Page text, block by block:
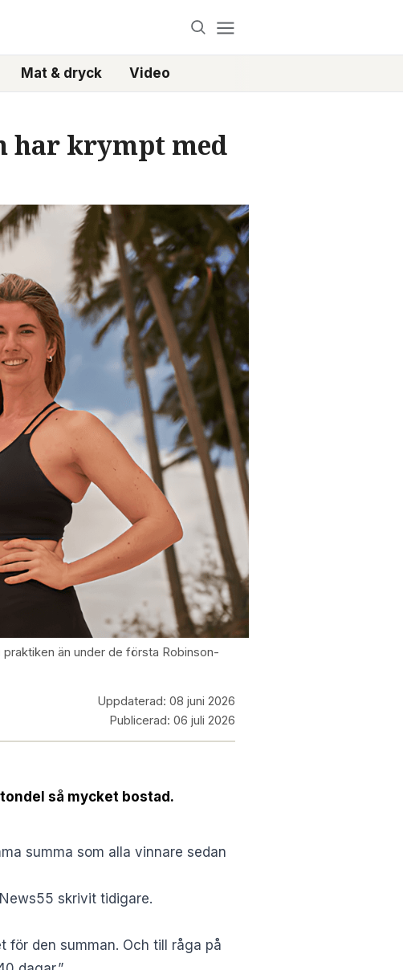
Mat & dryck Video
har krympt med
än under de första Robinson-
Uppdaterad: 08 juni 2026
Publicerad: 06 juli 2026
så mycket bostad.
summa som alla vinnare sedan
News55 skrivit tidigare.
för den summan. Och till råga på